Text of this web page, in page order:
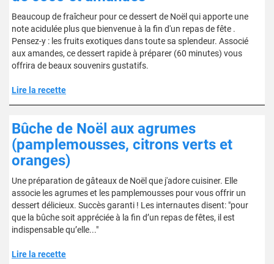
Beaucoup de fraîcheur pour ce dessert de Noël qui apporte une
note acidulée plus que bienvenue à la fin d'un repas de fête .
Pensez-y : les fruits exotiques dans toute sa splendeur. Associé
aux amandes, ce dessert rapide à préparer (60 minutes) vous
offrira de beaux souvenirs gustatifs.
Lire la recette
Bûche de Noël aux agrumes
(pamplemousses, citrons verts et
oranges)
Une préparation de gâteaux de Noël que j'adore cuisiner. Elle
associe les agrumes et les pamplemousses pour vous offrir un
dessert délicieux. Succès garanti ! Les internautes disent: "pour
que la bûche soit appréciée à la fin d’un repas de fêtes, il est
indispensable qu’elle..."
Lire la recette